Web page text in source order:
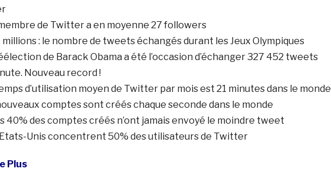
de Twitter a en moyenne 27 followers
millions : le nombre de tweets échangés durant les Jeux Olympiques
de Barack Obama a été l’occasion d’échanger 327 452 tweets
Nouveau record !
d’utilisation moyen de Twitter par mois est 21 minutes dans le monde
comptes sont créés chaque seconde dans le monde
40% des comptes créés n’ont jamais envoyé le moindre tweet
Unis concentrent 50% des utilisateurs de Twitter
Plus